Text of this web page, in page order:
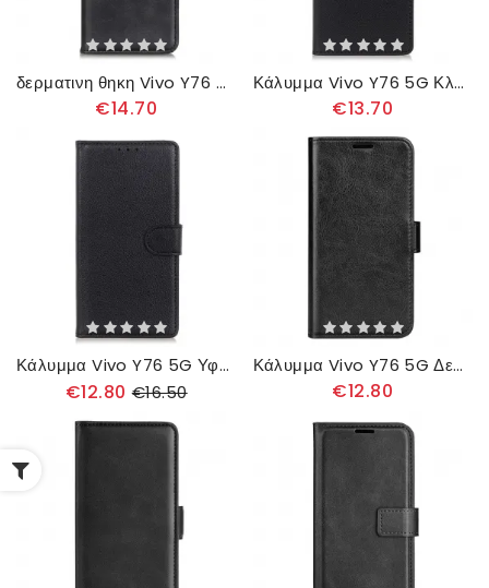
δερματινη θηκη Vivo Y76 5G Θήκη Flip Διπλό Πτερύγιο
€14.70
Κάλυμμα Vivo Y76 5G Κλασικό Δερμάτινο Εφέ
€13.70
Κάλυμμα Vivo Y76 5G Υφή Lychee
€12.80 €16.50
Κάλυμμα Vivo Y76 5G Δερμάτινο Εφέ Σχεδιαστή
€12.80